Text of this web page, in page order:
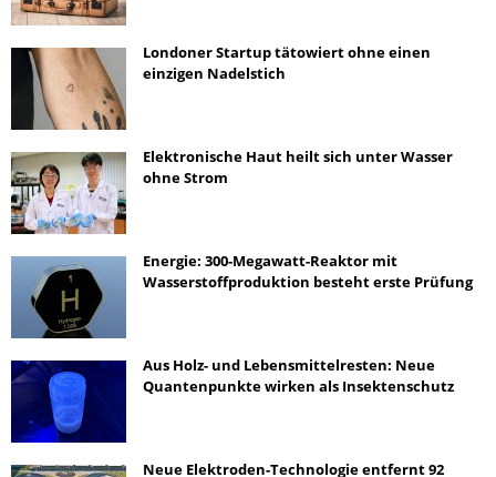
Londoner Startup tätowiert ohne einen
einzigen Nadelstich
Elektronische Haut heilt sich unter Wasser
ohne Strom
Energie: 300-Megawatt-Reaktor mit
Wasserstoffproduktion besteht erste Prüfung
Aus Holz- und Lebensmittelresten: Neue
Quantenpunkte wirken als Insektenschutz
Neue Elektroden-Technologie entfernt 92